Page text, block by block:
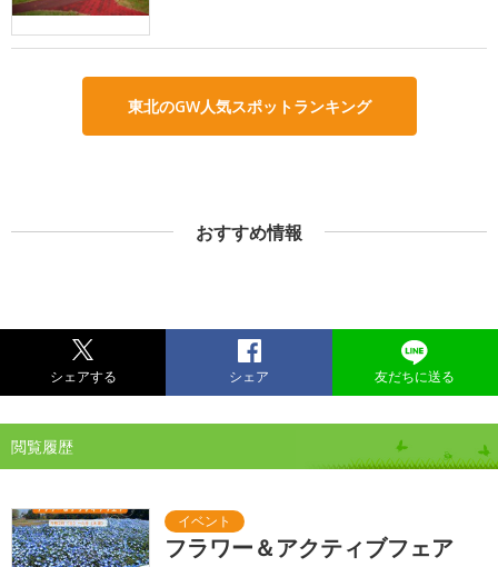
東北のGW人気スポットランキング
おすすめ情報
シェアする シェア 友だちに送る
閲覧履歴
フラワー＆アクティブフェア